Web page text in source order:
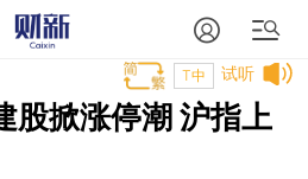
试听
T中
股掀涨停潮 沪指上